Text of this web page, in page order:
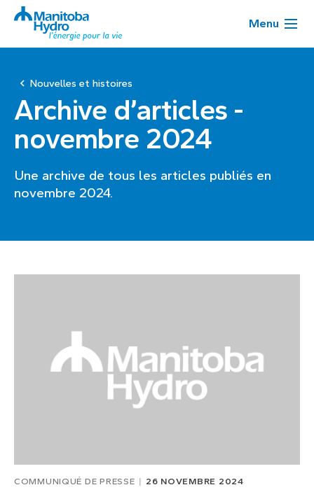
Menu
Nouvelles et histoires
Archive d’articles -
novembre 2024
Une archive de tous les articles publiés en
novembre 2024.
COMMUNIQUÉ DE PRESSE 26 NOVEMBRE 2024